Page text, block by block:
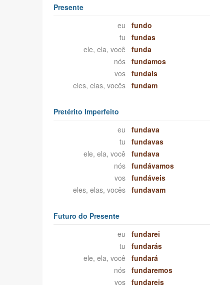
Presente
eu
fundo
tu
fundas
ele, ela, você
funda
nós
fundamos
vos
fundais
eles, elas, vocês
fundam
Pretérito Imperfeito
eu
fundava
tu
fundavas
ele, ela, você
fundava
nós
fundávamos
vos
fundáveis
eles, elas, vocês
fundavam
Futuro do Presente
eu
fundarei
tu
fundarás
ele, ela, você
fundará
nós
fundaremos
vos
fundareis